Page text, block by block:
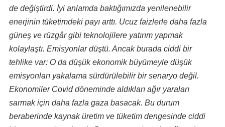
de değiştirdi. İyi anlamda baktığımızda yenilenebilir
enerjinin tüketimdeki payı arttı. Ucuz faizlerle daha fazla
güneş ve rüzgâr gibi teknolojilere yatırım yapmak
kolaylaştı. Emisyonlar düştü. Ancak burada ciddi bir
tehlike var: O da düşük ekonomik büyümeyle düşük
emisyonları yakalama sürdürülebilir bir senaryo değil.
Ekonomiler Covid döneminde aldıkları ağır yaraları
sarmak için daha fazla gaza basacak. Bu durum
beraberinde kaynak üretim ve tüketim dengesinde ciddi